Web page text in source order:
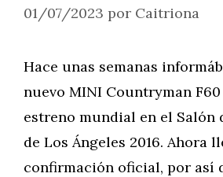
01/07/2023 por Caitriona
Hace unas semanas
nuevo MINI Countryman
estreno mundial en el Salón
de Los Ángeles 2016. Ahora
confirmación oficial, por así